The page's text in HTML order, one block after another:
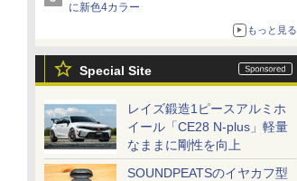
に新色4カラー
もっと見る
Special Site
レイズ鍛造1ピースアルミホ
イール「CE28 N-plus」軽量
なままに剛性を向上
SOUNDPEATSのイヤカフ型